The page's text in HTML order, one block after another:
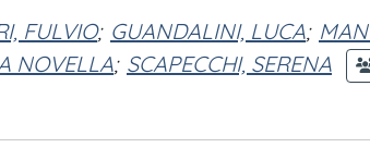
FULVIO; GUANDALINI, LUCA;
NOVELLA; SCAPECCHI, SERENA